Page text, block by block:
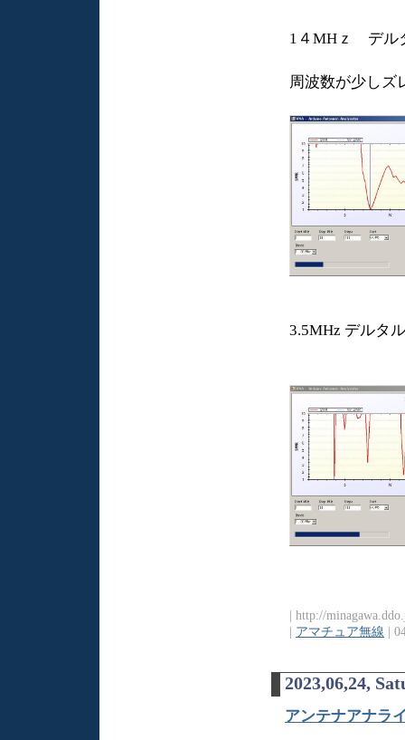
1４MHｚ デル
周波数が少しズ
3.5MHz デルタ
| http://
| アマチュア無線 |
2023,06,24,
アンテナアナラ